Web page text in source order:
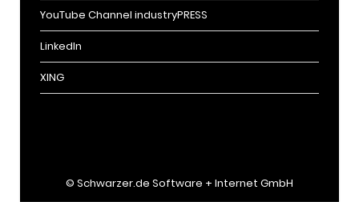
YouTube Channel industryPRESS
LinkedIn
XING
© Schwarzer.de Software + Internet GmbH